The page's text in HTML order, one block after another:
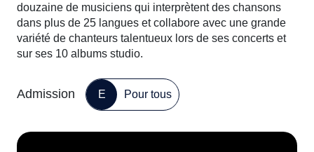
douzaine de musiciens qui interprètent des chansons
dans plus de 25 langues et collabore avec une grande
variété de chanteurs talentueux lors de ses concerts et
sur ses 10 albums studio.
Admission E Pour tous